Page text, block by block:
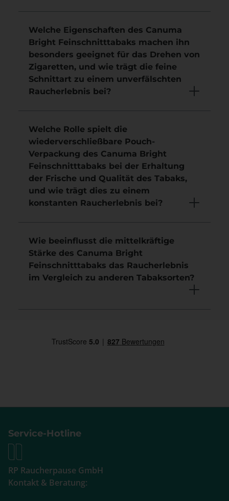
Welche Eigenschaften des Canuma
Bright Feinschnitttabaks machen ihn
besonders geeignet für das Drehen von
Zigaretten, und wie trägt die feine
Schnittart zu einem unverfälschten
Raucherlebnis bei?
Welche Rolle spielt die
wiederverschließbare Pouch-
Verpackung des Canuma Bright
Feinschnitttabaks bei der Erhaltung
der Frische und Qualität des Tabaks,
und wie trägt dies zu einem
konstanten Raucherlebnis bei?
Wie beeinflusst die mittelkräftige
Stärke des Canuma Bright
Feinschnitttabaks das Raucherlebnis
im Vergleich zu anderen Tabaksorten?
Service-Hotline
RP Raucherpause GmbH
Kontakt & Beratung: